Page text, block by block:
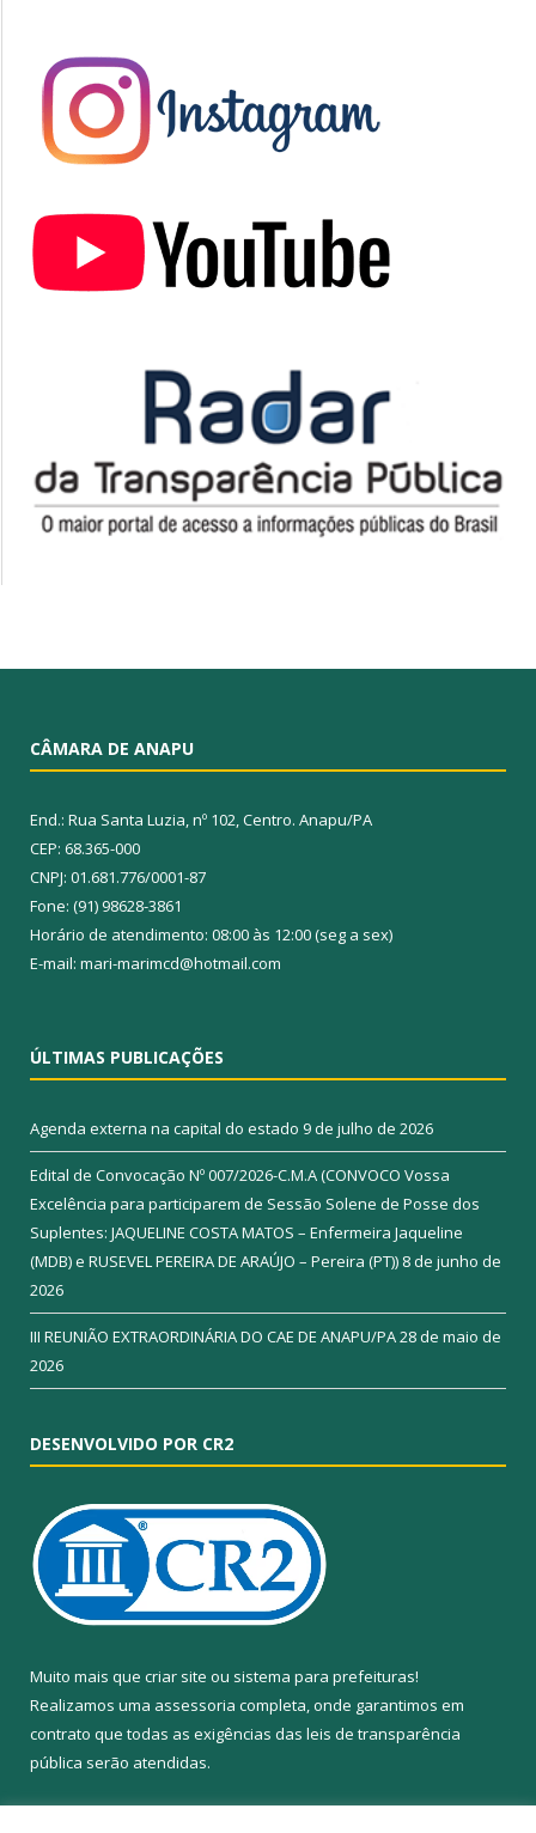
CÂMARA DE ANAPU
End.: Rua Santa Luzia, nº 102, Centro. Anapu/PA
CEP: 68.365-000
CNPJ: 01.681.776/0001-87
Fone: (91) 98628-3861
Horário de atendimento: 08:00 às 12:00 (seg a sex)
E-mail: mari-marimcd@hotmail.com
ÚLTIMAS PUBLICAÇÕES
Agenda externa na capital do estado 9 de julho de 2026
Edital de Convocação Nº 007/2026-C.M.A (CONVOCO Vossa
Excelência para participarem de Sessão Solene de Posse dos
Suplentes: JAQUELINE COSTA MATOS – Enfermeira Jaqueline
(MDB) e RUSEVEL PEREIRA DE ARAÚJO – Pereira (PT)) 8 de junho de
2026
III REUNIÃO EXTRAORDINÁRIA DO CAE DE ANAPU/PA28 de maio de
2026
DESENVOLVIDO POR CR2
Muito mais que criar site ou sistema para prefeituras!
Realizamos uma assessoria completa, onde garantimos em
contrato que todas as exigências das leis de transparência
pública serão atendidas.